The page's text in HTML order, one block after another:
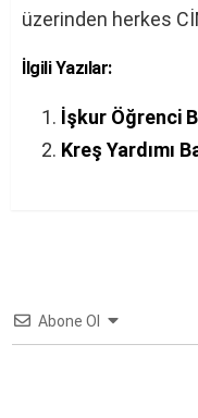
üzerinden herkes
İlgili Yazılar:
İşkur Öğrenci
Kreş Yardımı
Abone Ol